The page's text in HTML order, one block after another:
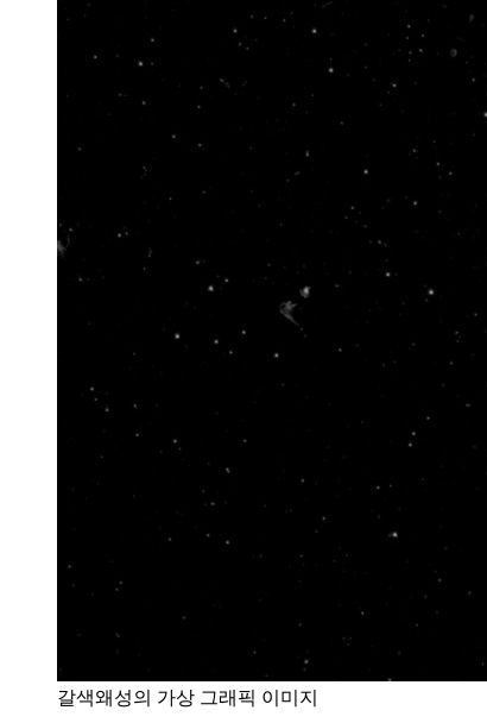
갈색왜성의 가상 그래픽 이미지